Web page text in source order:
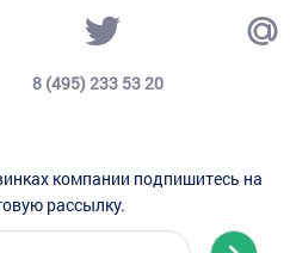
8 (495) 233 53 20
компании подпишитесь на
рассылку.